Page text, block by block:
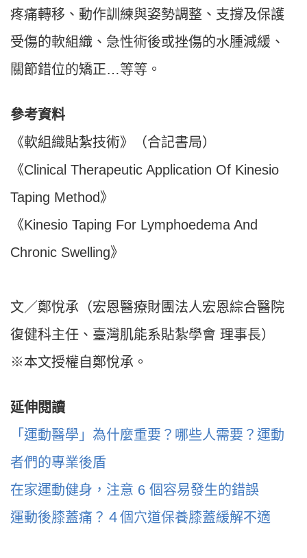
疼痛轉移、動作訓練與姿勢調整、支撐及保護
受傷的軟組織、急性術後或挫傷的水腫減緩、
關節錯位的矯正…等等。
參考資料
《軟組織貼紮技術》（合記書局）
《Clinical Therapeutic Application Of Kinesio
Taping Method》
《Kinesio Taping For Lymphoedema And
Chronic Swelling》
文／鄭悅承（宏恩醫療財團法人宏恩綜合醫院
復健科主任、臺灣肌能系貼紮學會 理事長）
※本文授權自鄭悅承。
延伸閱讀
「運動醫學」為什麼重要？哪些人需要？運動
者們的專業後盾
在家運動健身，注意 6 個容易發生的錯誤
運動後膝蓋痛？４個穴道保養膝蓋緩解不適